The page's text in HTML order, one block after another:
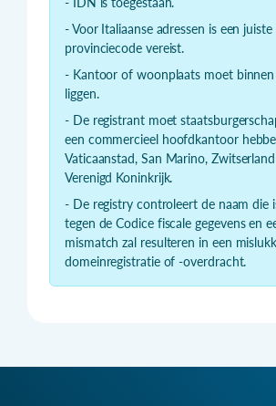
- Voor Italiaanse adressen is een
provinciecode vereist.
- Kantoor of woonplaats moet binnen
liggen.
- De registrant moet
een commercieel hoofdkantoor
Vaticaanstad, San Marino,
Verenigd Koninkrijk.
- De registry controleert de naam die
tegen de Codice fiscale gegevens en
mismatch zal resulteren in een
domeinregistratie of -overdracht.